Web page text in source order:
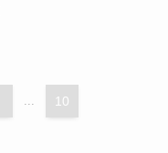
10